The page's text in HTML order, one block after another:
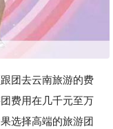
团去云南旅游的费
费用在几千元至万
选择高端的旅游团